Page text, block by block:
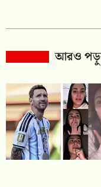
আরও